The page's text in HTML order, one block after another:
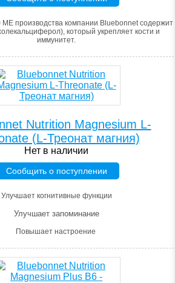
производства компании Bluebonnet содержит
который укрепляет кости и
иммунитет.
Nutrition Magnesium L-
(L-Треонат магния)
Нет в наличии
Сообщить о поступлении
Улучшает когнитивные функции
Улучшает запоминание
Повышает настроение